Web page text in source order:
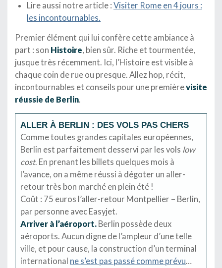
Lire aussi notre article : Visiter Rome en 4 jours :
les incontournables.
Premier élément qui lui confère cette ambiance à
part : son Histoire, bien sûr. Riche et tourmentée,
jusque très récemment. Ici, l’Histoire est visible à
chaque coin de rue ou presque. Allez hop, récit,
incontournables et conseils pour une premièrevisite
réussie de Berlin.
ALLER À BERLIN : DES VOLS PAS CHERS
Comme toutes grandes capitales européennes,
Berlin est parfaitement desservi par les vols low
cost. En prenant les billets quelques mois à
l’avance, on a même réussi à dégoter un aller-
retour très bon marché en plein été !
Coût : 75 euros l’aller-retour Montpellier – Berlin,
par personne avec Easyjet.
Arriver à l’aéroport. Berlin possède deux
aéroports. Aucun digne de l’ampleur d’une telle
ville, et pour cause, la construction d’un terminal
international ne s’est pas passé comme prévu…